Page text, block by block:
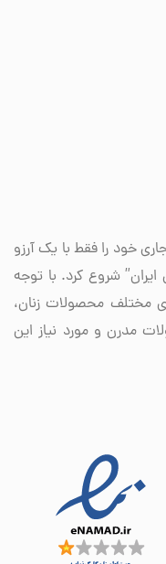
1398 فعالیت تجاری خود را فقط با یک آرزو
شروع کرد. با توجه
مختلف محصولات زنان،
مدرن و مورد نیاز این